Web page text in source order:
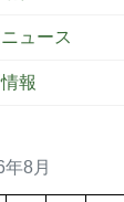
ュース
報
年8月